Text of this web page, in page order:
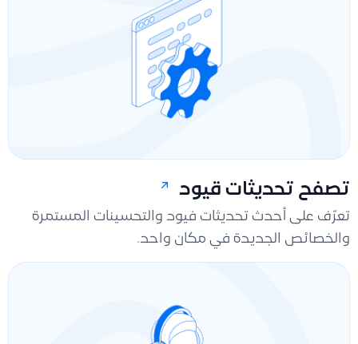
تصفح تحديثات قيود
تعرّف على أحدث تحديثات فيود والتحسينات المستمرة
والخصائص الجديدة في مكان واحد.